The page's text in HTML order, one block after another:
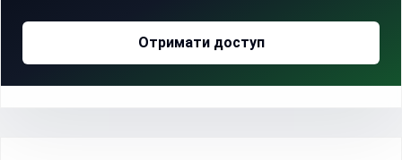
Отримати доступ